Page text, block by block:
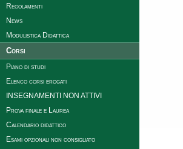
Regolamenti
News
Modulistica Didattica
Corsi
Piano di studi
Elenco corsi erogati
INSEGNAMENTI NON ATTIVI
Prova finale e Laurea
Calendario didattico
Esami opzionali non consigliato